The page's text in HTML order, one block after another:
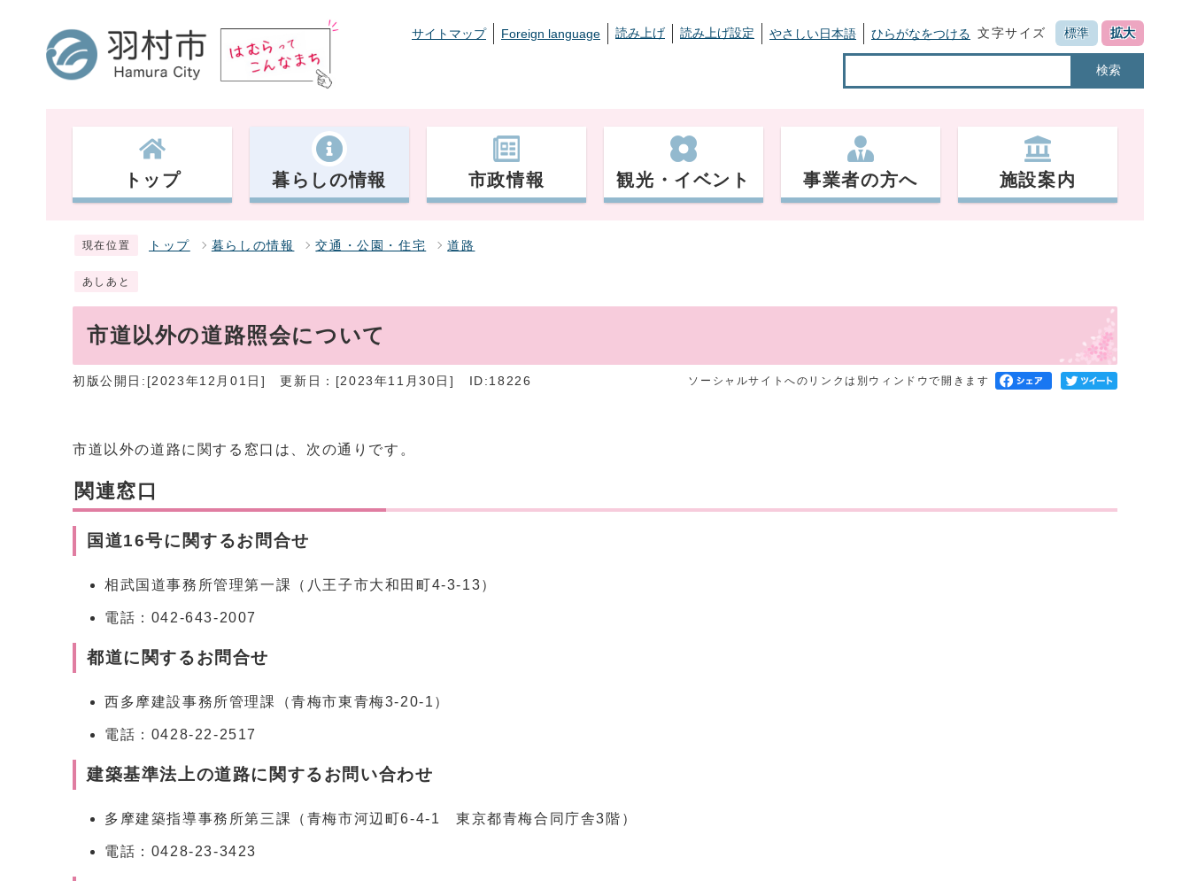
サイトマップ Foreign language 読み上げ 読み上げ設定 やさしい日本語 ひらがなをつける 文字サイズ 標準 拡大
検索
トップ 暮らしの情報 市政情報 観光・イベント 事業者の方へ 施設案内
現在位置 トップ 暮らしの情報 交通・公園・住宅 道路
あしあと
市道以外の道路照会について
初版公開日:[2023年12月01日] 更新日：[2023年11月30日] ID:18226 ソーシャルサイトへのリンクは別ウィンドウで開きます
市道以外の道路に関する窓口は、次の通りです。
関連窓口
国道16号に関するお問合せ
相武国道事務所管理第一課（八王子市大和田町4-3-13）
電話：042-643-2007
都道に関するお問合せ
西多摩建設事務所管理課（青梅市東青梅3-20-1）
電話：0428-22-2517
建築基準法上の道路に関するお問い合わせ
多摩建築指導事務所第三課（青梅市河辺町6-4-1 東京都青梅合同庁舎3階）
電話：0428-23-3423